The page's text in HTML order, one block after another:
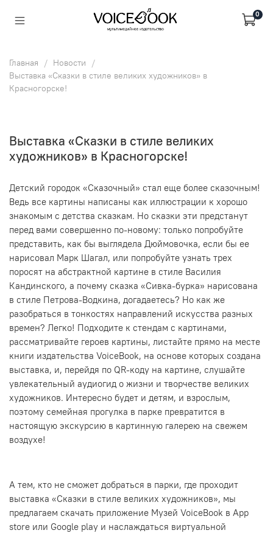
0
Главная
Новости
Выставка «Сказки в стиле великих художников» в
Красногорске!
Выставка «Сказки в стиле великих
художников» в Красногорске!
Детский городок «Сказочный» стал еще более сказочным!
Ведь все картины написаны как иллюстрации к хорошо
знакомым с детства сказкам. Но сказки эти предстанут
перед вами совершенно по-новому: только попробуйте
представить, как бы выглядела Дюймовочка, если бы ее
нарисовал Марк Шагал, или попробуйте узнать трех
поросят на абстрактной картине в стиле Василия
Кандинского, а почему сказка «Сивка-бурка» нарисована
в стиле Петрова-Водкина, догадаетесь? Но как же
разобраться в тонкостях направлений искусства разных
времен? Легко! Подходите к стендам с картинами,
рассматривайте героев картины, листайте прямо на месте
книги издательства VoiceBook, на основе которых создана
выставка, и, перейдя по QR-коду на картине, слушайте
увлекательный аудиогид о жизни и творчестве великих
художников. Интересно будет и детям, и взрослым,
поэтому семейная прогулка в парке превратится в
настоящую экскурсию в картинную галерею на свежем
воздухе!
А тем, кто не сможет добраться в парки, где проходит
выставка «Сказки в стиле великих художников», мы
предлагаем скачать приложение Музей VoiceBook в App
store или Google play и наслаждаться виртуальной